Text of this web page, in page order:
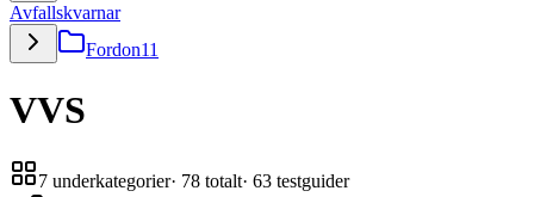
Avfallskvarnar
Fordon11
VVS
7 underkategorier· 78 totalt· 63 testguider